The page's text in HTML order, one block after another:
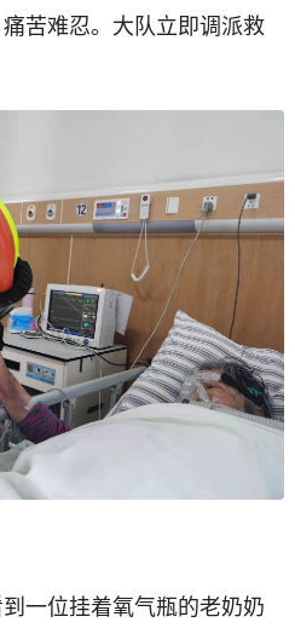
苦难忍。大队立即调派救
一位挂着氧气瓶的老奶奶